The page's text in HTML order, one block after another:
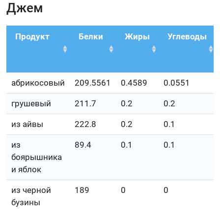
Джем
Продукт Белки Жиры Углеводы
абрикосовый 209.5561 0.4589 0.0551
грушевый 211.7 0.2 0.2
из айвы 222.8 0.2 0.1
из
боярышника
и яблок
89.4 0.1 0.1
из черной
бузины
189 0 0